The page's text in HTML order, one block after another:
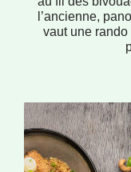
l’ancienne,
vaut une